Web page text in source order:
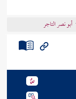
أبو نصر التاجر